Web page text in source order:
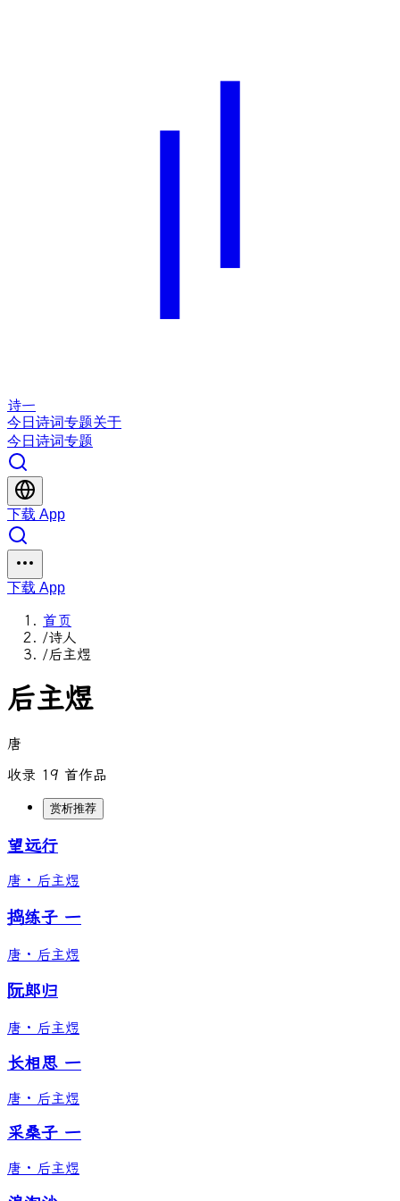
诗一
今日 诗词专题关于
今日 诗词专题
下载 App
下载 App
首页
/诗人
/后主煜
后主煜
唐
收录 19 首作品
赏析推荐
望远行
唐 · 后主煜
捣练子 一
唐 · 后主煜
阮郎归
唐 · 后主煜
长相思 一
唐 · 后主煜
采桑子 一
唐 · 后主煜